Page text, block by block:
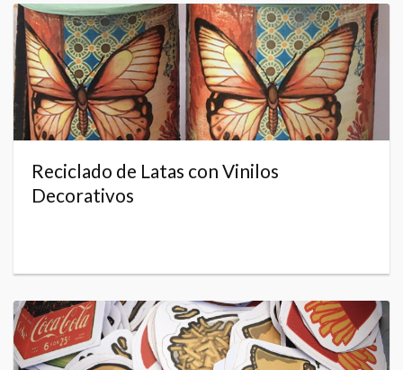
Reciclado de Latas con Vinilos
Decorativos